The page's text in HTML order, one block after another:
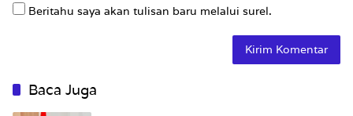
Beritahu saya akan tulisan baru melalui surel.
Baca Juga